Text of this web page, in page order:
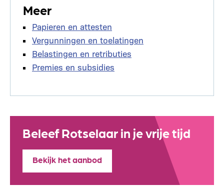
Meer
Papieren en attesten
Vergunningen en toelatingen
Belastingen en retributies
Premies en subsidies
Beleef Rotselaar in je vrije tijd
Bekijk het aanbod